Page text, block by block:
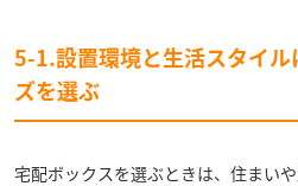
5-1.設置環境と生活スタイル
ズを選ぶ
宅配ボックスを選ぶときは、住まい